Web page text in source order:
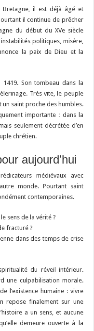
Bretagne, il est déjà âgé et
il continue de prêcher
du début du XVe siècle
politiques, misère,
la paix de Dieu et la
Son tombeau dans la
Très vite, le peuple
saint proche des humbles.
importante : dans la
seulement décrétée d’en
chrétien.
aujourd’hui
médiévaux avec
monde. Pourtant saint
contemporaines.
sens de la vérité ?
fracturé ?
dans des temps de crise
du réveil intérieur.
une culpabilisation morale.
l’existence humaine : vivre
repose finalement sur une
a un sens, et aucune
demeure ouverte à la